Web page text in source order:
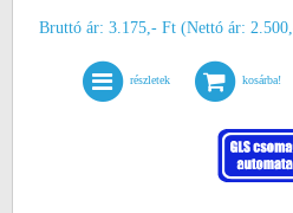
Bruttó ár: 3.175,- Ft (Nettó ár:
részletek kosárba!